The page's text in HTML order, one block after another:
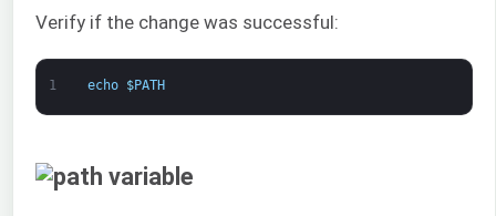
Verify if the change was successful:
1 echo $PATH